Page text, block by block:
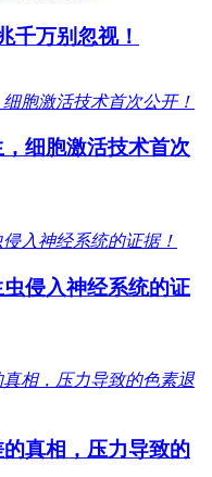
千万别忽视！
细胞激活技术首次
侵入神经系统的证
真相，压力导致的